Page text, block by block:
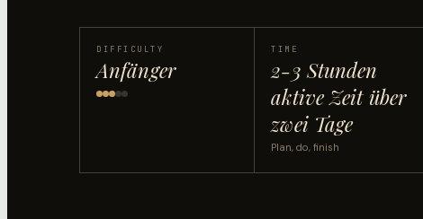
DIFFICULTY
Anfänger
TIME
2-3 Stunden
aktive Zeit über
zwei Tage
Plan, do, finish